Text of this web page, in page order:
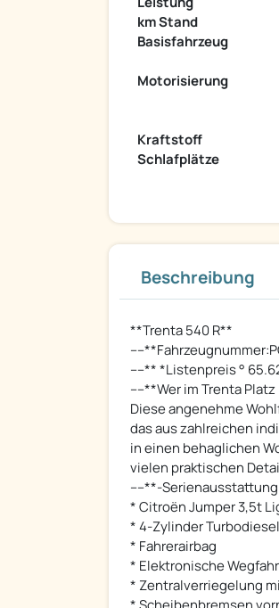
km Stand
Basisfahrzeug
Motorisierung
Kraftstoff
Schlafplätze
Beschreibung
**Trenta 540 R**
----
----** *Listenpreis °
----**Wer im Trenta
Diese angenehme
das aus zahlreichen
in einen behaglichen
vielen praktischen
----**-
* Citroën Jumper 3,5t
* 4-Zylinder
* Fahrerairbag
* Elektronische
* Zentralverriegelung